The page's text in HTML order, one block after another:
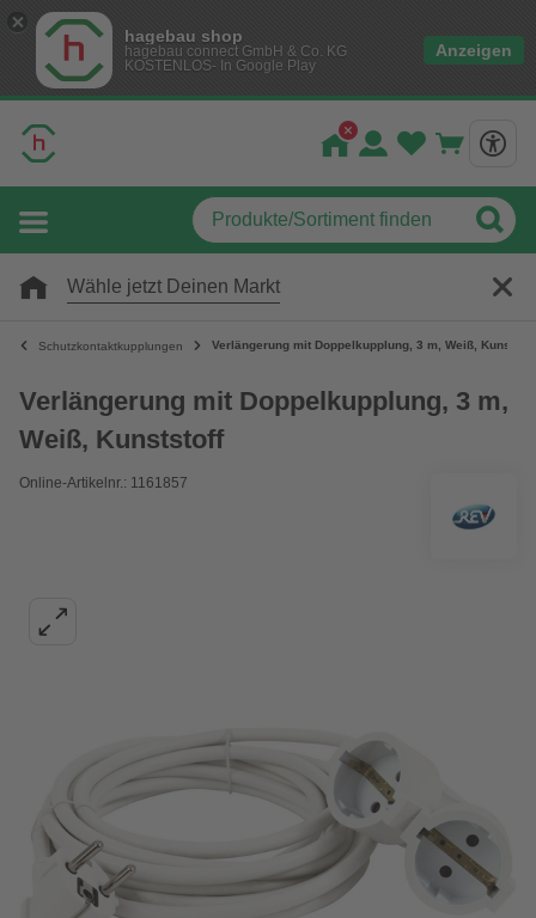
hagebau shop
hagebau connect GmbH & Co. KG
KOSTENLOS- In Google Play
Anzeigen
Wähle jetzt Deinen Markt
Schutzkontaktkupplungen Verlängerung mit Doppelkupplung, 3 m, Weiß,
Verlängerung mit Doppelkupplung, 3 m,
Weiß, Kunststoff
Online-Artikelnr.: 1161857